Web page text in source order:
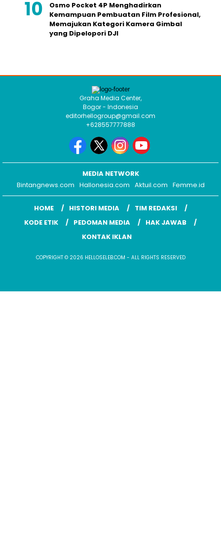
Osmo Pocket 4P Menghadirkan
Kemampuan Pembuatan Film Profesional,
Memajukan Kategori Kamera Gimbal
yang Dipelopori DJI
Graha Media Center,
Bogor - Indonesia
editorhellogroup@gmail.com
+628557777888
MEDIA NETWORK
Bintangnews.com Hallonesia.com Aktuil.com Femme.id
HOME HISTORI MEDIA
TIM REDAKSI
KODE ETIK
PEDOMAN MEDIA
HAK JAWAB
KONTAK IKLAN
COPYRIGHT © 2026 HELLOSELEB.COM - ALL RIGHTS RESERVED